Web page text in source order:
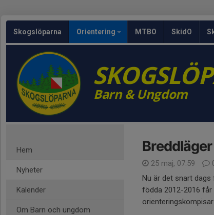
Skogslöparna Orientering MTBO SkidO
Barn & Ungdom
Hem
Nyheter
Kalender
Om Barn och ungdom
25 maj, 07:59
Nu är det snart dags
födda 2012-2016